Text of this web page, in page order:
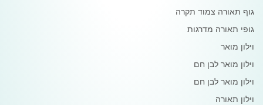
גוף תאורה צמוד תקרה
גופי תאורה מדרגות
וילון מואר
וילון מואר לבן חם
וילון מואר לבן חם
וילון תאורה